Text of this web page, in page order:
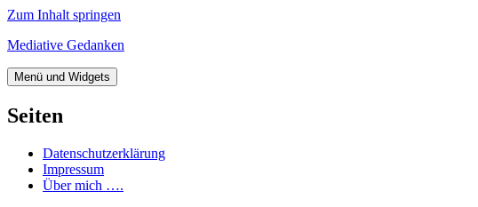
Zum Inhalt springen
Mediative Gedanken
Menü und Widgets
Seiten
Datenschutzerklärung
Impressum
Über mich ….